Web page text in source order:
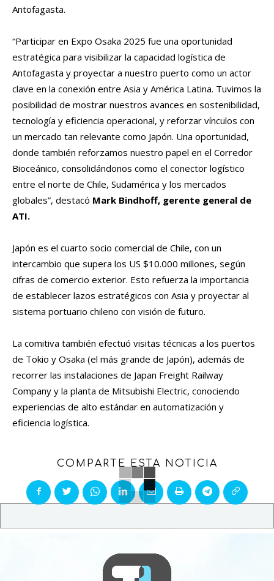
Antofagasta.
“Participar en Expo Osaka 2025 fue una oportunidad
estratégica para visibilizar la capacidad logística de
Antofagasta y proyectar a nuestro puerto como un actor
clave en la conexión entre Asia y América Latina. Tuvimos la
posibilidad de mostrar nuestros avances en sostenibilidad,
tecnología y eficiencia operacional, y reforzar vínculos con
un mercado tan relevante como Japón. Una oportunidad,
donde también reforzamos nuestro papel en el Corredor
Bioceánico, consolidándonos como el conector logístico
entre el norte de Chile, Sudamérica y los mercados
globales”, destacó Mark Bindhoff, gerente general de
ATI.
Japón es el cuarto socio comercial de Chile, con un
intercambio que supera los US $10.000 millones, según
cifras de comercio exterior. Esto refuerza la importancia
de establecer lazos estratégicos con Asia y proyectar al
sistema portuario chileno con visión de futuro.
La comitiva también efectuó visitas técnicas a los puertos
de Tokio y Osaka (el más grande de Japón), además de
recorrer las instalaciones de Japan Freight Railway
Company y la planta de Mitsubishi Electric, conociendo
experiencias de alto estándar en automatización y
eficiencia logística.
COMPARTE ESTA NOTICIA